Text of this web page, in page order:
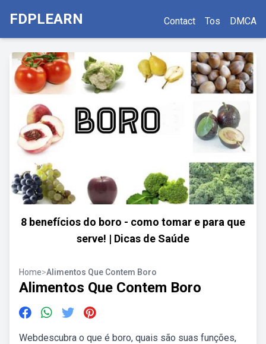
FDPLEARN Contact Tos DMCA
8 benefícios do boro - como tomar e para que
serve! | Dicas de Saúde
Home>Alimentos Que Contem Boro
Alimentos Que Contem Boro
Webdescubra o que é boro, quais são suas funções,